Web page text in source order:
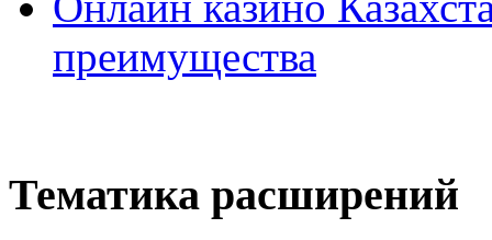
преимущества
Тематика расширений